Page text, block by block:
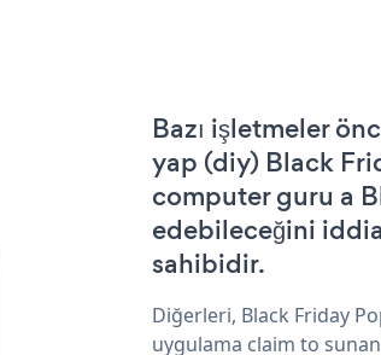
Bazı işletmeler
yap (diy) Black
computer guru a
edebileceğini
sahibidir.
Diğerleri, Black Friday
uygulama claim to